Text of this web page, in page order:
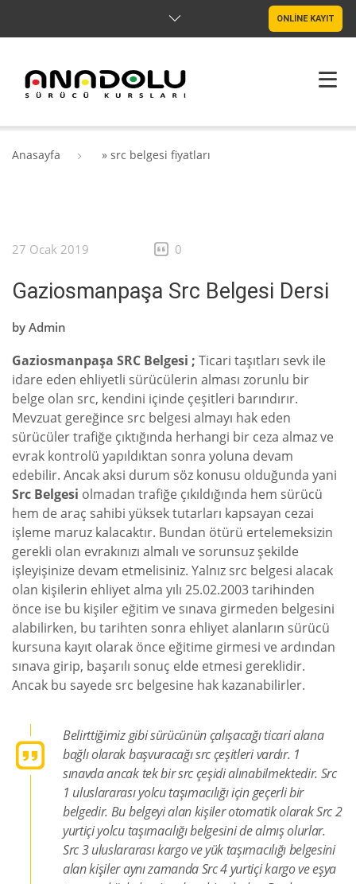
ONLİNE KAYIT
SRC & PSIKOTEKNIK
BLOG
İLETIŞIM
Anasayfa » src belgesi fiyatları
27 Ocak 2019 0
Gaziosmanpaşa Src Belgesi Dersi
by Admin
Gaziosmanpaşa SRC Belgesi ; Ticari taşıtları sevk ile
idare eden ehliyetli sürücülerin alması zorunlu bir
belge olan src, kendini içinde çeşitleri barındırır.
Mevzuat gereğince src belgesi almayı hak eden
sürücüler trafiğe çıktığında herhangi bir ceza almaz ve
evrak kontrolü yapıldıktan sonra yoluna devam
edebilir. Ancak aksi durum söz konusu olduğunda yani
Src Belgesi olmadan trafiğe çıkıldığında hem sürücü
hem de araç sahibi yüksek tutarları kapsayan cezai
işleme maruz kalacaktır. Bundan ötürü ertelemeksizin
gerekli olan evrakınızı almalı ve sorunsuz şekilde
işleyişinize devam etmelisiniz. Yalnız src belgesi alacak
olan kişilerin ehliyet alma yılı 25.02.2003 tarihinden
önce ise bu kişiler eğitim ve sınava girmeden belgesini
alabilirken, bu tarihten sonra ehliyet alanların sürücü
kursuna kayıt olarak önce eğitime girmesi ve ardından
sınava girip, başarılı sonuç elde etmesi gereklidir.
Ancak bu sayede src belgesine hak kazanabilirler.
Belirttiğimiz gibi sürücünün çalışacağı ticari alana
bağlı olarak başvuracağı src çeşitleri vardır. 1
sınavda ancak tek bir src çeşidi alınabilmektedir. Src
1 uluslararası yolcu taşımacılığı için geçerli bir
belgedir. Bu belgeyi alan kişiler otomatik olarak Src 2
yurtiçi yolcu taşımacılığı belgesini de almış olurlar.
Src 3 uluslararası kargo ve yük taşımacılığı belgesini
alan kişiler aynı zamanda Src 4 yurtiçi kargo ve eşya